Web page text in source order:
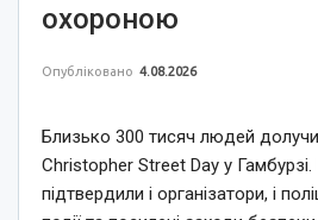
охороною
Опубліковано 4.08.2026
Близько 300 тисяч людей
Christopher Street Day у
підтвердили і організатори, і